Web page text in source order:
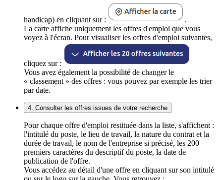
handicap) en cliquant sur :
.
La carte affiche uniquement les offres d'emploi que vous
voyez à l'écran. Pour visualiser les offres d'emploi suivantes,
cliquez sur :
Vous avez également la possibilité de changer le
« classement » des offres : vous pouvez par exemple les trier
par date.
4. Consulter les offres issues de votre recherche
Pour chaque offre d'emploi restituée dans la liste, s'affichent :
l'intitulé du poste, le lieu de travail, la nature du contrat et la
durée de travail, le nom de l'entreprise si précisé, les 200
premiers caractères du descriptif du poste, la date de
publication de l'offre.
Vous accédez au détail d'une offre en cliquant sur son intitulé